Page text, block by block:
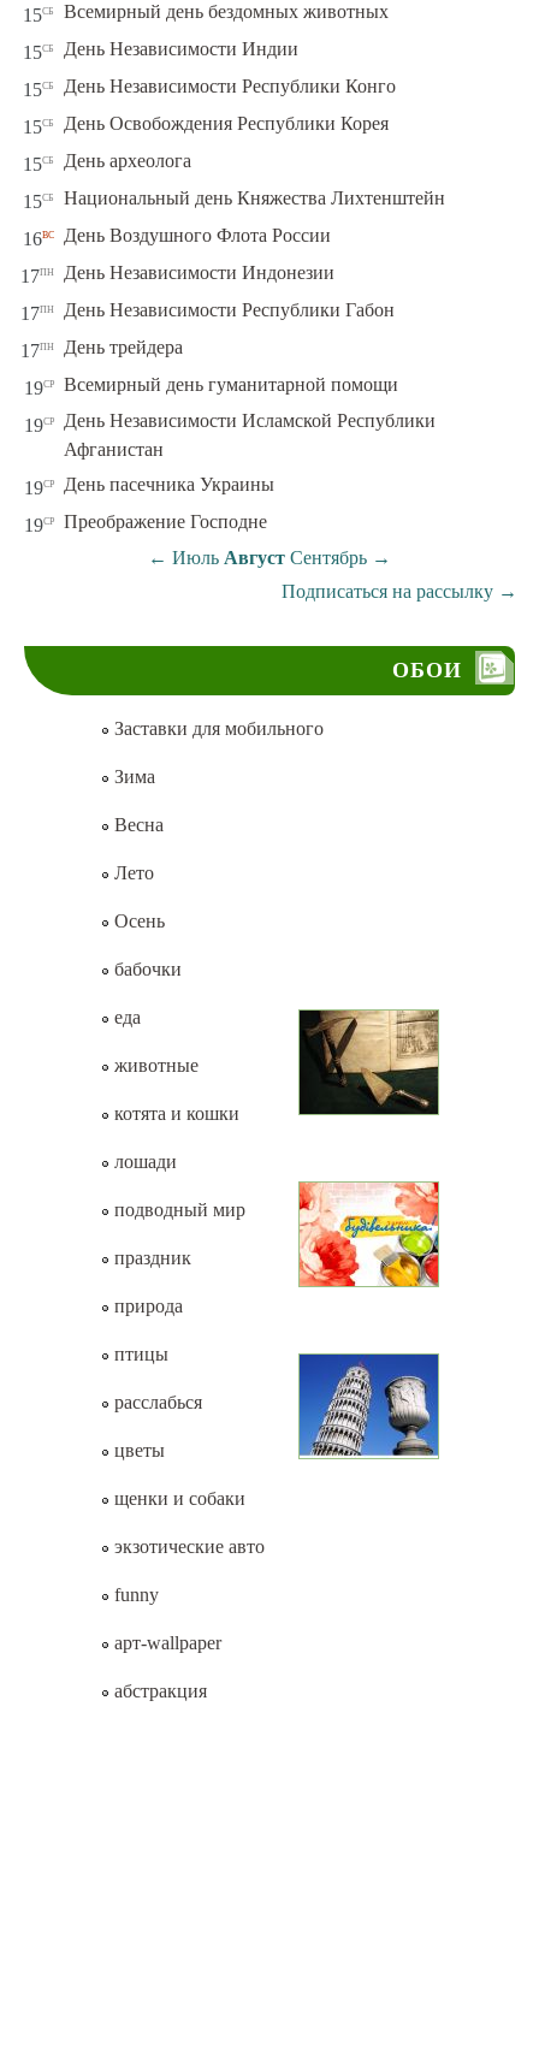
15сб Всемирный день бездомных животных
15сб День Независимости Индии
15сб День Независимости Республики Конго
15сб День Освобождения Республики Корея
15сб День археолога
15сб Национальный день Княжества Лихтенштейн
16вс День Воздушного Флота России
17пн День Независимости Индонезии
17пн День Независимости Республики Габон
17пн День трейдера
19ср Всемирный день гуманитарной помощи
19ср
День Независимости Исламской Республики
Афганистан
19ср День пасечника Украины
19ср Преображение Господне
← Июль Август Сентябрь →
Подписаться на рассылку →
ОБОИ
Заставки для мобильного
Зима
Весна
Лето
Осень
бабочки
еда
животные
котята и кошки
лошади
подводный мир
праздник
природа
птицы
расслабься
цветы
щенки и собаки
экзотические авто
funny
арт-wallpaper
абстракция